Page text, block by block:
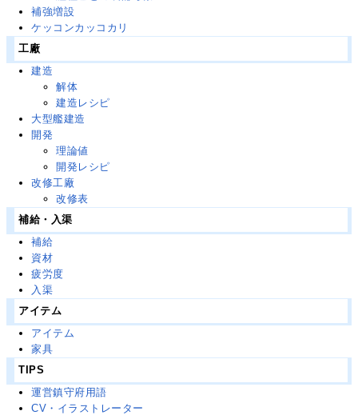
補強増設
ケッコンカッコカリ
工廠
建造
解体
建造レシピ
大型艦建造
開発
理論値
開発レシピ
改修工廠
改修表
補給・入渠
補給
資材
疲労度
入渠
アイテム
アイテム
家具
TIPS
運営鎮守府用語
CV・イラストレーター